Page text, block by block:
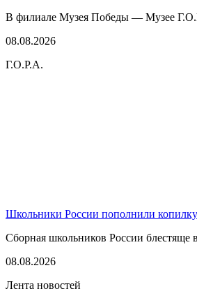
В филиале Музея Победы — Музее
08.08.2026
Г.О.Р.А.
Школьники России пополнили
Сборная школьников России
08.08.2026
Лента новостей